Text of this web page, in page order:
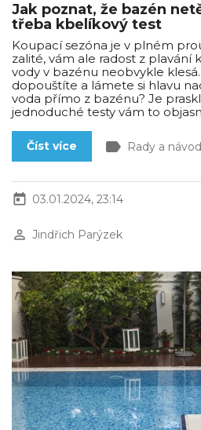
Jak poznat, že bazén
třeba kbelíkový test
Koupací sezóna je v plném
zalité, vám ale radost z plavání
vody v bazénu neobvykle
dopouštíte a lámete si hlavu
voda přímo z bazénu? Je
jednoduché testy vám to
Číst více label Rady a
today 03.01.2024, 23:14
perm_identity Jindřich Parýzek